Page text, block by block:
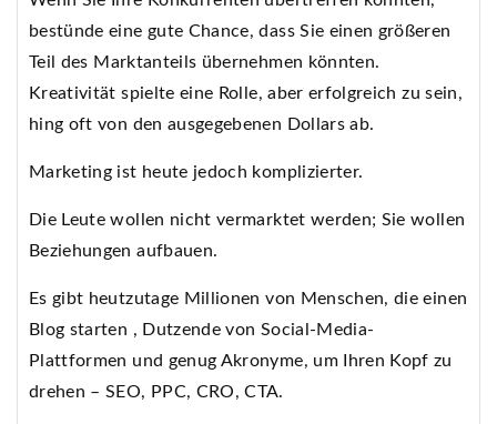
bestünde eine gute Chance, dass Sie einen größeren
Teil des Marktanteils übernehmen könnten.
Kreativität spielte eine Rolle, aber erfolgreich zu sein,
hing oft von den ausgegebenen Dollars ab.
Marketing ist heute jedoch komplizierter.
Die Leute wollen nicht vermarktet werden; Sie wollen
Beziehungen aufbauen.
Es gibt heutzutage Millionen von Menschen, die einen
Blog starten , Dutzende von Social-Media-
Plattformen und genug Akronyme, um Ihren Kopf zu
drehen – SEO, PPC, CRO, CTA.